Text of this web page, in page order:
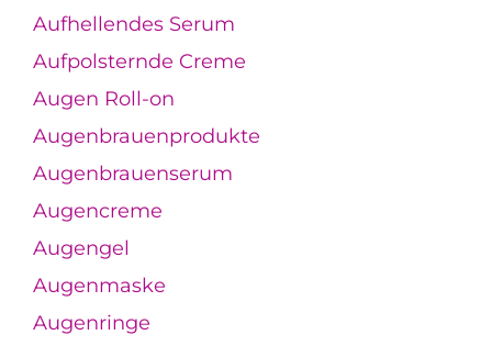
Aufhellendes Serum
Aufpolsternde Creme
Augen Roll-on
Augenbrauenprodukte
Augenbrauenserum
Augencreme
Augengel
Augenmaske
Augenringe